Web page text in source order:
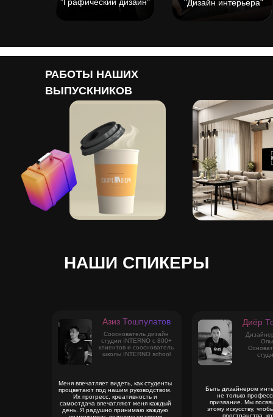
"Дизайн интерьера"
РАБОТЫ НАШИХ
ВЫПУСКНИКОВ
НАШИ СПИКЕРЫ
Диёр
Азиз Тошпулатов
Быть дизайнером
не только
призвание. Мы
этому искусству,
пространства,
Меня впечатляет видеть, как студенты
процветают под нашим руководством.
Их прогресс, креативность и
самоотдача впечатляют меня каждый
день. Я радушно принимаю каждую
Сооснователь дизайн
студии INTERNO с 800+
клиентов и сооснователь
школы INTERNO school